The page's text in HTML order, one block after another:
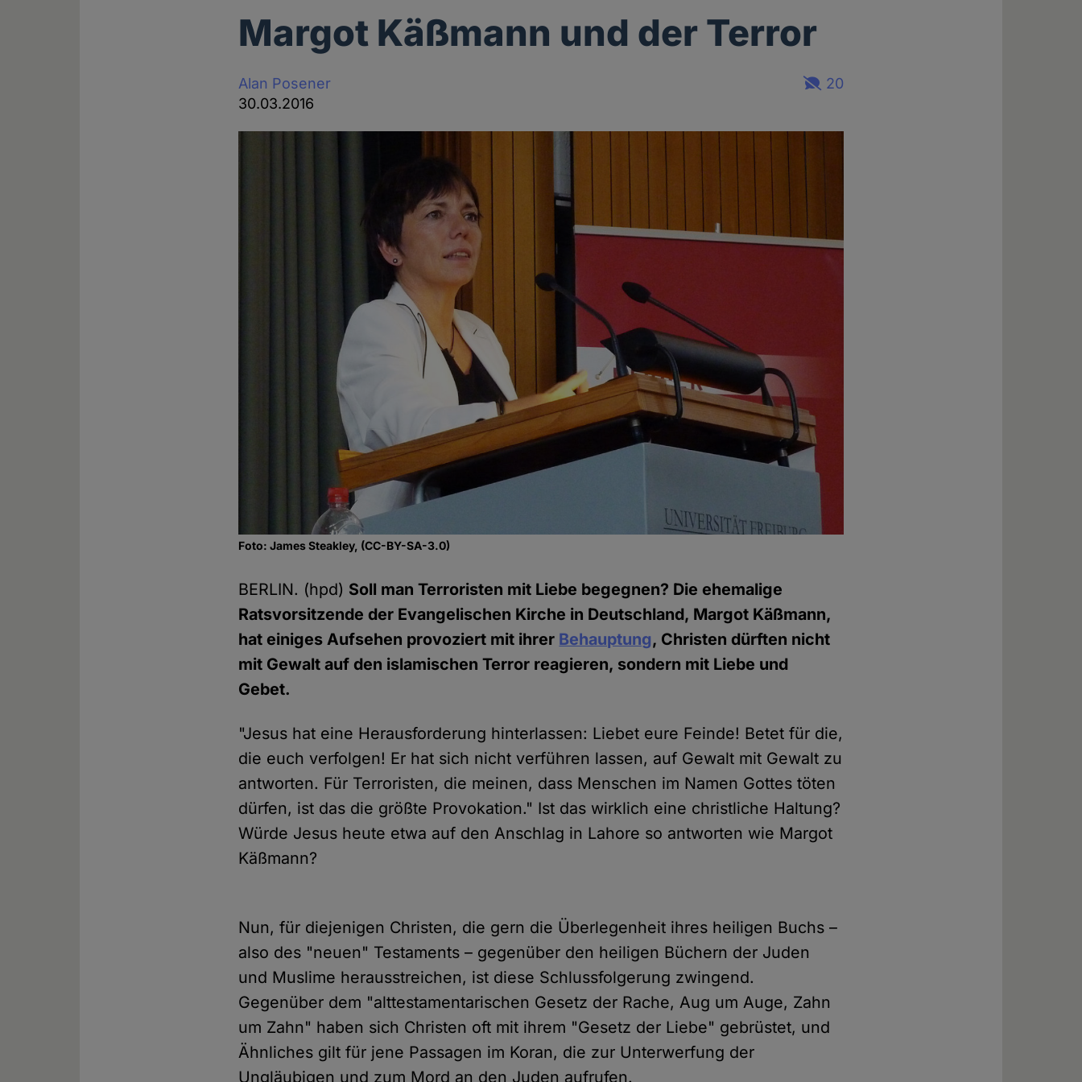
Margot Käßmann und der Terror
Alan Posener
30.03.2016
20
Foto: James Steakley, (CC-BY-SA-3.0)
BERLIN. (hpd) Soll man Terroristen mit Liebe begegnen? Die ehemalige
Ratsvorsitzende der Evangelischen Kirche in Deutschland, Margot Käßmann,
hat einiges Aufsehen provoziert mit ihrer Behauptung, Christen dürften nicht
mit Gewalt auf den islamischen Terror reagieren, sondern mit Liebe und
Gebet.
"Jesus hat eine Herausforderung hinterlassen: Liebet eure Feinde! Betet für die,
die euch verfolgen! Er hat sich nicht verführen lassen, auf Gewalt mit Gewalt zu
antworten. Für Terroristen, die meinen, dass Menschen im Namen Gottes töten
dürfen, ist das die größte Provokation." Ist das wirklich eine christliche Haltung?
Würde Jesus heute etwa auf den Anschlag in Lahore so antworten wie Margot
Käßmann?
Nun, für diejenigen Christen, die gern die Überlegenheit ihres heiligen Buchs –
also des "neuen" Testaments – gegenüber den heiligen Büchern der Juden
und Muslime herausstreichen, ist diese Schlussfolgerung zwingend.
Gegenüber dem "alttestamentarischen Gesetz der Rache, Aug um Auge, Zahn
um Zahn" haben sich Christen oft mit ihrem "Gesetz der Liebe" gebrüstet, und
Ähnliches gilt für jene Passagen im Koran, die zur Unterwerfung der
Ungläubigen und zum Mord an den Juden aufrufen.